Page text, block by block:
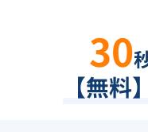
30
【無